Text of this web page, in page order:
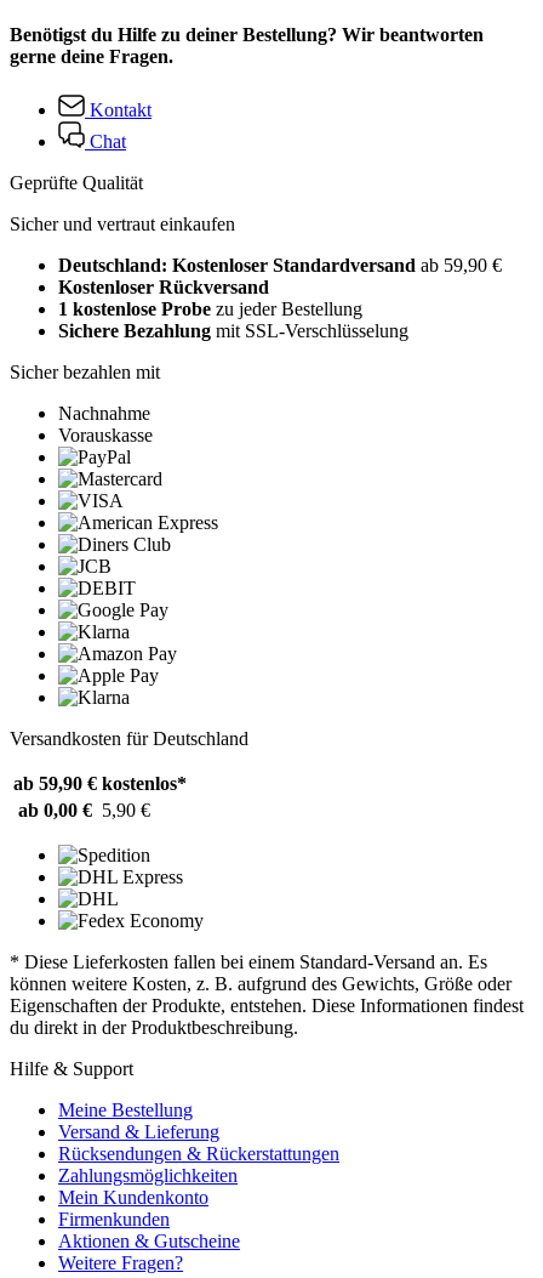
Benötigst du Hilfe zu deiner Bestellung? Wir beantworten
gerne deine Fragen.
Kontakt
Chat
Geprüfte Qualität
Sicher und vertraut einkaufen
Deutschland: Kostenloser Standardversand ab 59,90 €
Kostenloser Rückversand
1 kostenlose Probe zu jeder Bestellung
Sichere Bezahlung mit SSL-Verschlüsselung
Sicher bezahlen mit
Nachnahme
Vorauskasse
Versandkosten für Deutschland
ab 59,90 € kostenlos*
ab 0,00 € 5,90 €
* Diese Lieferkosten fallen bei einem Standard-Versand an. Es
können weitere Kosten, z. B. aufgrund des Gewichts, Größe oder
Eigenschaften der Produkte, entstehen. Diese Informationen findest
du direkt in der Produktbeschreibung.
Hilfe & Support
Meine Bestellung
Versand & Lieferung
Rücksendungen & Rückerstattungen
Zahlungsmöglichkeiten
Mein Kundenkonto
Firmenkunden
Aktionen & Gutscheine
Weitere Fragen?